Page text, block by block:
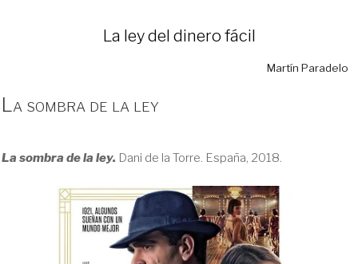
La ley del dinero fácil
Martín Paradelo
La sombra de la ley
La sombra de la ley. Dani de la Torre. España, 2018.